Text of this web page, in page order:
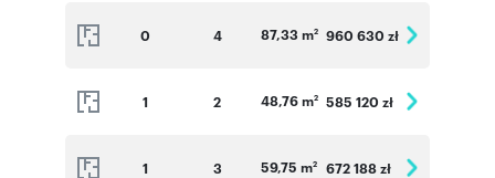
0 4 87,33 m2 960 630 zł
1 2 48,76 m2 585 120 zł
1 3 59,75 m2 672 188 zł